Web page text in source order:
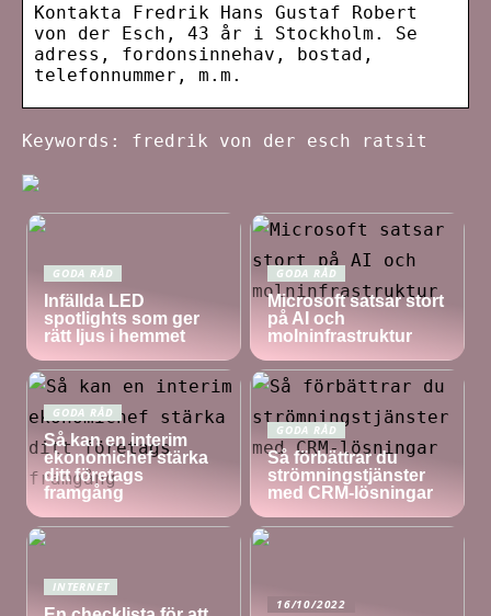
Kontakta Fredrik Hans Gustaf Robert
von der Esch, 43 år i Stockholm. Se
adress, fordonsinnehav, bostad,
telefonnummer, m.m.
Keywords: fredrik von der esch ratsit
GODA RÅD
Infällda LED
spotlights som ger
rätt ljus i hemmet
GODA RÅD
Microsoft satsar stort
på AI och
molninfrastruktur
GODA RÅD
Så kan en interim
ekonomichef stärka
ditt företags
framgång
GODA RÅD
Så förbättrar du
strömningstjänster
med CRM-lösningar
INTERNET
16/10/2022